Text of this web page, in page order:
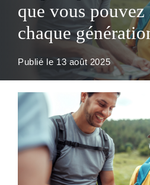
que vous pouvez
chaque
Publié le 13 août 2025